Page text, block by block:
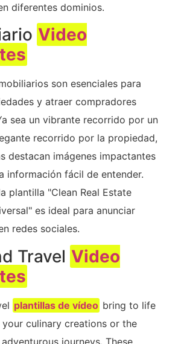
diferentes dominios.
Video
son esenciales para
y atraer compradores
sea un vibrante recorrido por un
recorrido por la propiedad,
destacan imágenes impactantes
información fácil de entender.
plantilla "Clean Real Estate
es ideal para anunciar
redes sociales.
Travel Video
plantillas de vídeo bring to life
culinary creations or the
journeys. These